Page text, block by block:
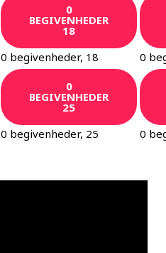
0
BEGIVENHEDER
18
0 begivenheder, 18 0
0
BEGIVENHEDER
25
0 begivenheder, 25 0